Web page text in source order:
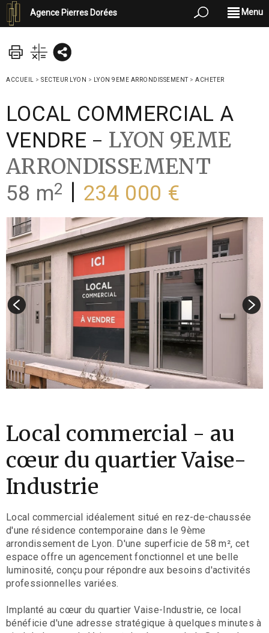
Agence Pierres Dorées Menu
ACCUEIL > SECTEUR LYON > LYON 9EME ARRONDISSEMENT> ACHETER
LOCAL COMMERCIAL A
VENDRE - LYON 9EME
ARRONDISSEMENT
58 m2 234 000 €
Local commercial - au
cœur du quartier Vaise-
Industrie
Local commercial idéalement situé en rez-de-chaussée
d'une résidence contemporaine dans le 9ème
arrondissement de Lyon. D'une superficie de 58 m², cet
espace offre un agencement fonctionnel et une belle
luminosité, conçu pour répondre aux besoins d'activités
professionnelles variées.
Implanté au cœur du quartier Vaise-Industrie, ce local
bénéficie d'une adresse stratégique à quelques minutes à